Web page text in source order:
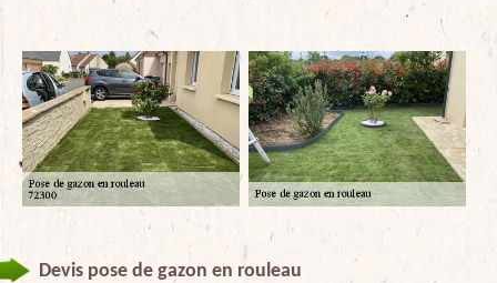
Devis pose de gazon en rouleau